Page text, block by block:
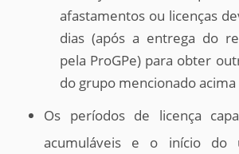
afastamentos ou licenças
dias (após a entrega do
pela ProGPe) para obter
do grupo mencionado acima
Os períodos de licença
acumuláveis e o início do